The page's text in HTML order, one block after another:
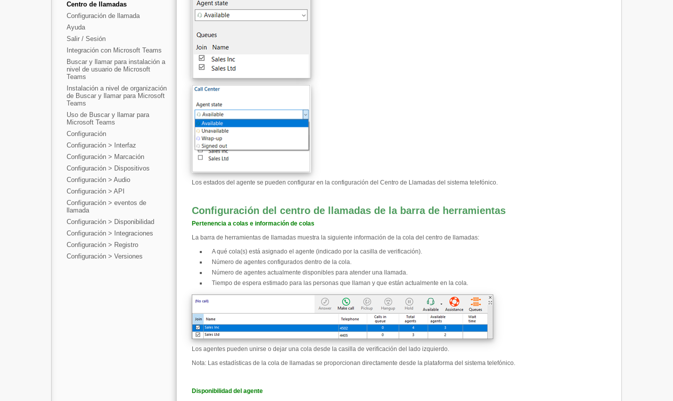
Centro de llamadas
Configuración de llamada
Ayuda
Salir / Sesión
Integración con Microsoft Teams
Buscar y llamar para instalación a
nivel de usuario de Microsoft
Teams
Instalación a nivel de organización
de Buscar y llamar para Microsoft
Teams
Uso de Buscar y llamar para
Microsoft Teams
Configuración
Configuración > Interfaz
Configuración > Marcación
Configuración > Dispositivos
Configuración > Audio
Configuración > API
Configuración > eventos de
llamada
Configuración > Disponibilidad
Configuración > Integraciones
Configuración > Registro
Configuración > Versiones
Los estados del agente se pueden configurar en la configuración del Centro de Llamadas del sistema telefónico.
Configuración del centro de llamadas de la barra de herramientas
Pertenencia a colas e información de colas
La barra de herramientas de llamadas muestra la siguiente información de la cola del centro de llamadas:
A qué cola(s) está asignado el agente (indicado por la casilla de verificación).
Número de agentes configurados dentro de la cola.
Número de agentes actualmente disponibles para atender una llamada.
Tiempo de espera estimado para las personas que llaman y que están actualmente en la cola.
Los agentes pueden unirse o dejar una cola desde la casilla de verificación del lado izquierdo.
Nota: Las estadísticas de la cola de llamadas se proporcionan directamente desde la plataforma del sistema telefónico.
Disponibilidad del agente